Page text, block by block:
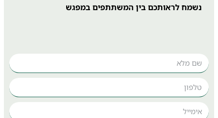
נשמח לראותכם בין המשתתפים במפגש